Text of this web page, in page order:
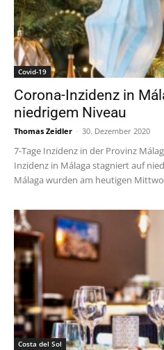
Covid-19
Corona-Inzidenz in
niedrigem Niveau
Thomas Zeidler - 30. Dezember 2020
7-Tage Inzidenz in der Provinz
Inzidenz in Málaga stagniert auf
Málaga wurden am heutigen
Costa del Sol